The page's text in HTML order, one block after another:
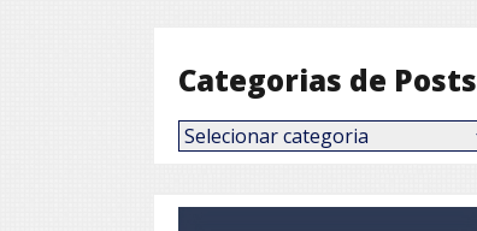
Categorias de Posts
Categorias
de